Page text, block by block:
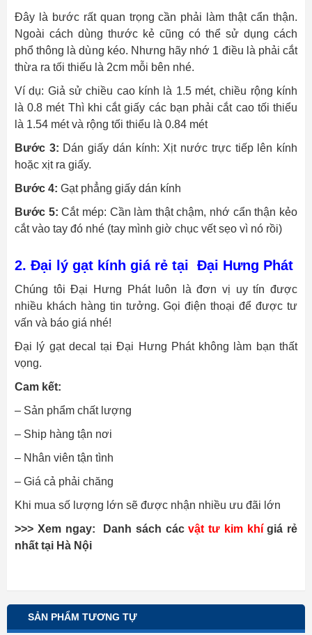
Đây là bước rất quan trọng cần phải làm thật cẩn thận.
Ngoài cách dùng thước kẻ cũng có thể sử dụng cách
phổ thông là dùng kéo. Nhưng hãy nhớ 1 điều là phải cắt
thừa ra tối thiếu là 2cm mỗi bên nhé.
Ví dụ: Giả sử chiều cao kính là 1.5 mét, chiều rộng kính
là 0.8 mét Thì khi cắt giấy các bạn phải cắt cao tối thiểu
là 1.54 mét và rộng tối thiểu là 0.84 mét
Bước 3: Dán giấy dán kính: Xịt nước trực tiếp lên kính
hoặc xịt ra giấy.
Bước 4: Gạt phẳng giấy dán kính
Bước 5:Cắt mép: Cần làm thật chậm, nhớ cẩn thận kẻo
cắt vào tay đó nhé (tay mình giờ chục vết sẹo vì nó rồi)
2. Đại lý gạt kính giá rẻ tại Đại Hưng Phát
Chúng tôi Đại Hưng Phát luôn là đơn vị uy tín được
nhiều khách hàng tin tưởng. Gọi điện thoại để được tư
vấn và báo giá nhé!
Đại lý gạt decal tại Đại Hưng Phát không làm bạn thất
vọng.
Cam kết:
– Sản phẩm chất lượng
– Ship hàng tận nơi
– Nhân viên tận tình
– Giá cả phải chăng
Khi mua số lượng lớn sẽ được nhận nhiều ưu đãi lớn
>>> Xem ngay: Danh sách cácvật tư kim khígiá rẻ
nhất tại Hà Nội
SẢN PHẨM TƯƠNG TỰ